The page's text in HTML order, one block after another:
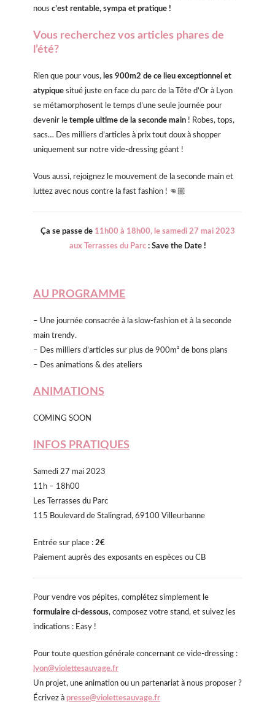
nous c’est rentable, sympa et pratique !
Vous recherchez vos articles phares de
l’été?
Rien que pour vous, les 900m2 de ce lieu exceptionnel et
atypique situé juste en face du parc de la Tête d’Or à Lyon
se métamorphosent le temps d’une seule journée pour
devenir le temple ultime de la seconde main ! Robes, tops,
sacs… Des milliers d’articles à prix tout doux à shopper
uniquement sur notre vide-dressing géant !
Vous aussi, rejoignez le mouvement de la seconde main et
luttez avec nous contre la fast fashion ! 👊🏼
Ça se passe de 11h00 à 18h00, l e samedi 27 mai 2023
aux Terrasses du Parc : Save the Date !
AU PROGRAMME
– Une journée consacrée à la slow-fashion et à la seconde
main trendy.
– Des milliers d’articles sur plus de 900m² de bons plans
– Des animations & des ateliers
ANIMATIONS
COMING SOON
INFOS PRATIQUES
Samedi 27 mai 2023
11h – 18h00
Les Terrasses du Parc
115 Boulevard de Stalingrad, 69100 Villeurbanne
Entrée sur place : 2€
Paiement auprès des exposants en espèces ou CB
Pour vendre vos pépites, complétez simplement le
formulaire ci-dessous, composez votre stand, et suivez les
indications : Easy !
Pour toute question générale concernant ce vide-dressing :
lyon@violettesauvage.fr
Un projet, une animation ou un partenariat à nous proposer ?
Écrivez à presse@violettesauvage.fr